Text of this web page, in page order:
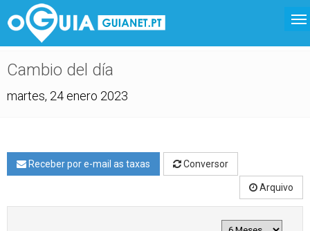
Cambio del día
martes, 24 enero 2023
Receber por e-mail as taxas Conversor
Arquivo